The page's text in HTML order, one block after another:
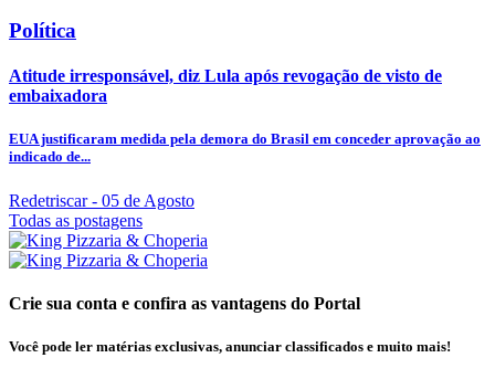
Política
Atitude irresponsável, diz Lula após revogação de visto de
embaixadora
EUA justificaram medida pela demora do Brasil em conceder aprovação ao
indicado de...
Redetriscar- 05 de Agosto
Todas as postagens
Crie sua conta e confira as vantagens do Portal
Você pode ler matérias exclusivas, anunciar classificados e muito mais!